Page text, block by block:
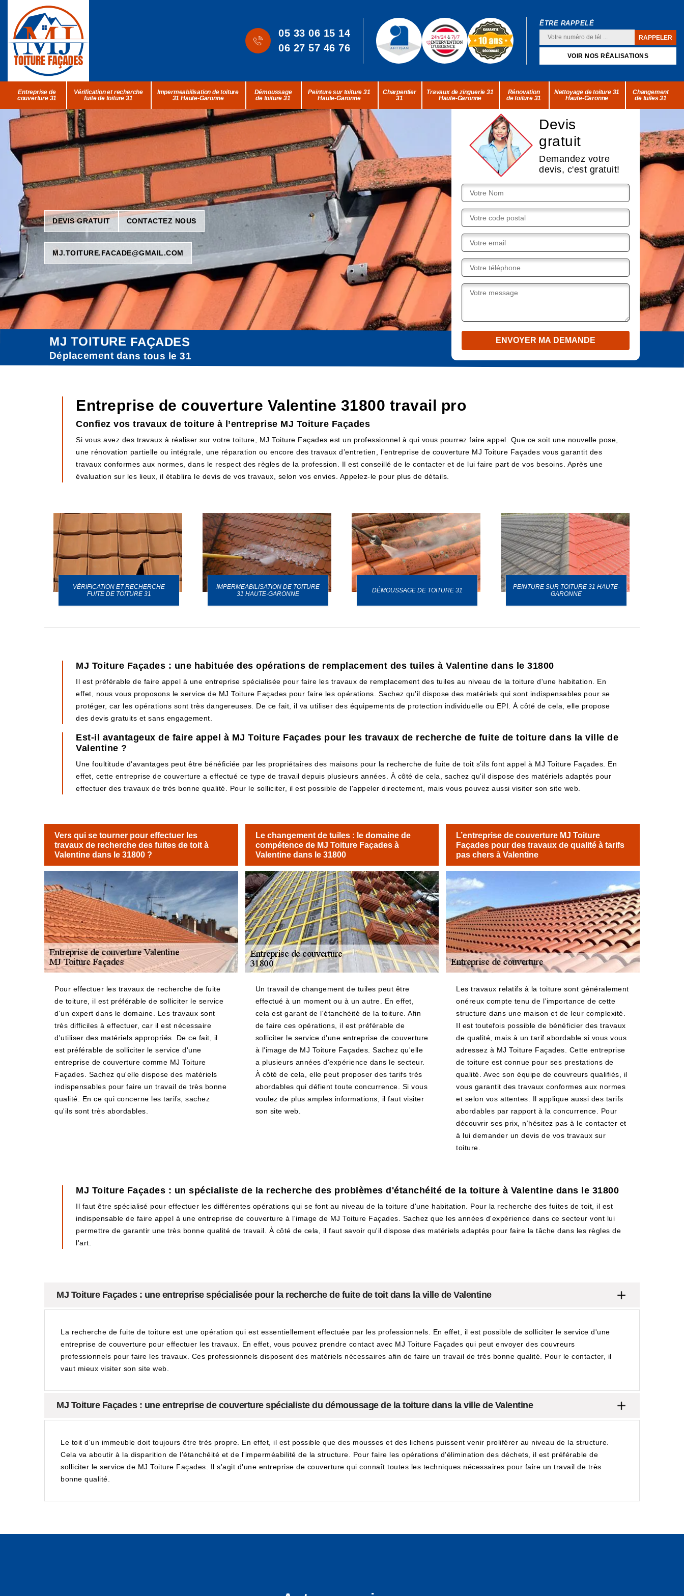
05 33 06 15 14
06 27 57 46 76
ÊTRE RAPPELÉ
VOIR NOS RÉALISATIONS
Entreprise de
couverture 31
Vérification et recherche
fuite de toiture 31
Impermeabilisation de toiture
31 Haute-Garonne
Démoussage
de toiture 31
Peinture sur toiture 31
Haute-Garonne
Charpentier
31
Travaux de zinguerie 31
Haute-Garonne
Rénovation
de toiture 31
Nettoyage de toiture 31
Haute-Garonne
Changement
de tuiles 31
DEVIS GRATUIT CONTACTEZ NOUS
MJ.TOITURE.FACADE@GMAIL.COM
Devis
gratuit
Demandez votre
devis, c'est gratuit!
MJ TOITURE FAÇADES
Déplacement dans tous le 31
Entreprise de couverture Valentine 31800 travail pro
Confiez vos travaux de toiture à l’entreprise MJ Toiture Façades
Si vous avez des travaux à réaliser sur votre toiture, MJ Toiture Façades est un professionnel à qui vous pourrez faire appel. Que ce soit une nouvelle pose,
une rénovation partielle ou intégrale, une réparation ou encore des travaux d’entretien, l’entreprise de couverture MJ Toiture Façades vous garantit des
travaux conformes aux normes, dans le respect des règles de la profession. Il est conseillé de le contacter et de lui faire part de vos besoins. Après une
évaluation sur les lieux, il établira le devis de vos travaux, selon vos envies. Appelez-le pour plus de détails.
VÉRIFICATION ET RECHERCHE
FUITE DE TOITURE 31
IMPERMEABILISATION DE TOITURE
31 HAUTE-GARONNE
DÉMOUSSAGE DE TOITURE 31
PEINTURE SUR TOITURE 31 HAUTE-
GARONNE
MJ Toiture Façades : une habituée des opérations de remplacement des tuiles à Valentine dans le 31800
Il est préférable de faire appel à une entreprise spécialisée pour faire les travaux de remplacement des tuiles au niveau de la toiture d'une habitation. En
effet, nous vous proposons le service de MJ Toiture Façades pour faire les opérations. Sachez qu'il dispose des matériels qui sont indispensables pour se
protéger, car les opérations sont très dangereuses. De ce fait, il va utiliser des équipements de protection individuelle ou EPI. À côté de cela, elle propose
des devis gratuits et sans engagement.
Est-il avantageux de faire appel à MJ Toiture Façades pour les travaux de recherche de fuite de toiture dans la ville de
Valentine ?
Une foultitude d'avantages peut être bénéficiée par les propriétaires des maisons pour la recherche de fuite de toit s'ils font appel à MJ Toiture Façades. En
effet, cette entreprise de couverture a effectué ce type de travail depuis plusieurs années. À côté de cela, sachez qu'il dispose des matériels adaptés pour
effectuer des travaux de très bonne qualité. Pour le solliciter, il est possible de l'appeler directement, mais vous pouvez aussi visiter son site web.
Vers qui se tourner pour effectuer les
travaux de recherche des fuites de toit à
Valentine dans le 31800 ?
Pour effectuer les travaux de recherche de fuite
de toiture, il est préférable de solliciter le service
d'un expert dans le domaine. Les travaux sont
très difficiles à effectuer, car il est nécessaire
d'utiliser des matériels appropriés. De ce fait, il
est préférable de solliciter le service d'une
entreprise de couverture comme MJ Toiture
Façades. Sachez qu'elle dispose des matériels
indispensables pour faire un travail de très bonne
qualité. En ce qui concerne les tarifs, sachez
qu'ils sont très abordables.
Le changement de tuiles : le domaine de
compétence de MJ Toiture Façades à
Valentine dans le 31800
Un travail de changement de tuiles peut être
effectué à un moment ou à un autre. En effet,
cela est garant de l'étanchéité de la toiture. Afin
de faire ces opérations, il est préférable de
solliciter le service d'une entreprise de couverture
à l'image de MJ Toiture Façades. Sachez qu'elle
a plusieurs années d'expérience dans le secteur.
À côté de cela, elle peut proposer des tarifs très
abordables qui défient toute concurrence. Si vous
voulez de plus amples informations, il faut visiter
son site web.
L’entreprise de couverture MJ Toiture
Façades pour des travaux de qualité à tarifs
pas chers à Valentine
Les travaux relatifs à la toiture sont généralement
onéreux compte tenu de l’importance de cette
structure dans une maison et de leur complexité.
Il est toutefois possible de bénéficier des travaux
de qualité, mais à un tarif abordable si vous vous
adressez à MJ Toiture Façades. Cette entreprise
de toiture est connue pour ses prestations de
qualité. Avec son équipe de couvreurs qualifiés, il
vous garantit des travaux conformes aux normes
et selon vos attentes. Il applique aussi des tarifs
abordables par rapport à la concurrence. Pour
découvrir ses prix, n’hésitez pas à le contacter et
à lui demander un devis de vos travaux sur
toiture.
MJ Toiture Façades : un spécialiste de la recherche des problèmes d'étanchéité de la toiture à Valentine dans le 31800
Il faut être spécialisé pour effectuer les différentes opérations qui se font au niveau de la toiture d'une habitation. Pour la recherche des fuites de toit, il est
indispensable de faire appel à une entreprise de couverture à l'image de MJ Toiture Façades. Sachez que les années d'expérience dans ce secteur vont lui
permettre de garantir une très bonne qualité de travail. À côté de cela, il faut savoir qu'il dispose des matériels adaptés pour faire la tâche dans les règles de
l'art.
MJ Toiture Façades : une entreprise spécialisée pour la recherche de fuite de toit dans la ville de Valentine
La recherche de fuite de toiture est une opération qui est essentiellement effectuée par les professionnels. En effet, il est possible de solliciter le service d'une
entreprise de couverture pour effectuer les travaux. En effet, vous pouvez prendre contact avec MJ Toiture Façades qui peut envoyer des couvreurs
professionnels pour faire les travaux. Ces professionnels disposent des matériels nécessaires afin de faire un travail de très bonne qualité. Pour le contacter, il
vaut mieux visiter son site web.
MJ Toiture Façades : une entreprise de couverture spécialiste du démoussage de la toiture dans la ville de Valentine
Le toit d'un immeuble doit toujours être très propre. En effet, il est possible que des mousses et des lichens puissent venir proliférer au niveau de la structure.
Cela va aboutir à la disparition de l'étanchéité et de l'imperméabilité de la structure. Pour faire les opérations d'élimination des déchets, il est préférable de
solliciter le service de MJ Toiture Façades. Il s'agit d'une entreprise de couverture qui connaît toutes les techniques nécessaires pour faire un travail de très
bonne qualité.